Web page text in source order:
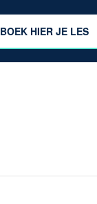
BOEK HIER JE LES